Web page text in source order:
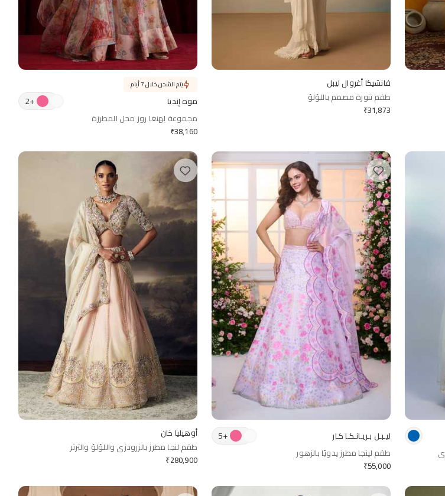
فانشيكا أغروال ليبل
طقم تنورة مصمم باللؤلؤ
₹31,873
موه إنديا +
2
مجموعة لِهنغا روز محل المطرزة
₹38,160
يتم الشحن خلال 7 أيام
ليـبـل بـريـانـكـا كـار +
5
طقم لينجا مطرز يدويًا بالزهور
₹55,000
أوهيليا خان
طقم لنجا مطرز بالزرودزي واللؤلؤ والترتر
₹280,900